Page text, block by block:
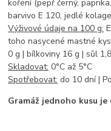
koření (pepř černý,
barvivo E 120, jedlé
Výživové údaje na 100 g:
toho nasycené mastné
0 g | bílkoviny 16 g | sůl
Skladovat: 0°C až 5°C
Spotřebovat: do 10 dní |
Gramáž jednoho kusu je